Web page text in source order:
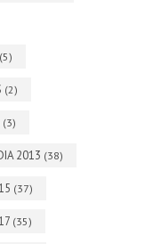
(5)
(2)
(3)
2013 (38)
(37)
(35)